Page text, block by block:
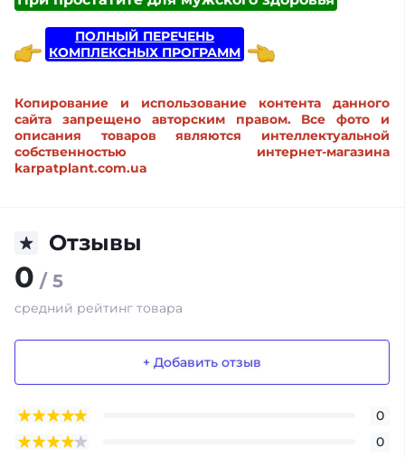
ПОЛНЫЙ ПЕРЕЧЕНЬ
КОМПЛЕКСНЫХ ПРОГРАММ
Копирование и использование контента данного
сайта запрещено авторским правом. Все фото и
описания товаров являются интеллектуальной
собственностью интернет-магазина
karpatplant.com.ua
Отзывы
0 / 5
средний рейтинг товара
+ Добавить отзыв
0
0